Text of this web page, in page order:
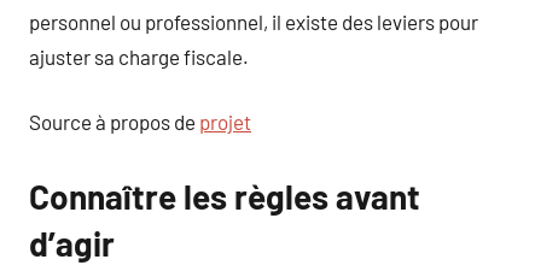
personnel ou professionnel, il existe des leviers pour
ajuster sa charge fiscale.
Source à propos de projet
Connaître les règles avant
d’agir